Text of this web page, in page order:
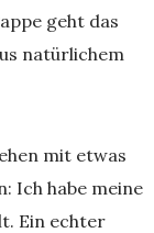
geht das
natürlichem
mit etwas
Ich habe meine
Ein echter